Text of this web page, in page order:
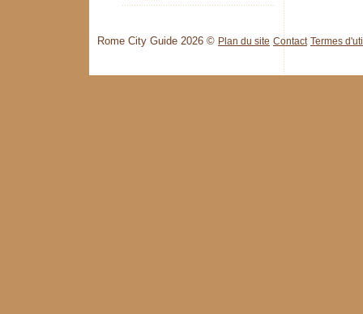
Rome City Guide 2026 © Plan du site Contact Termes